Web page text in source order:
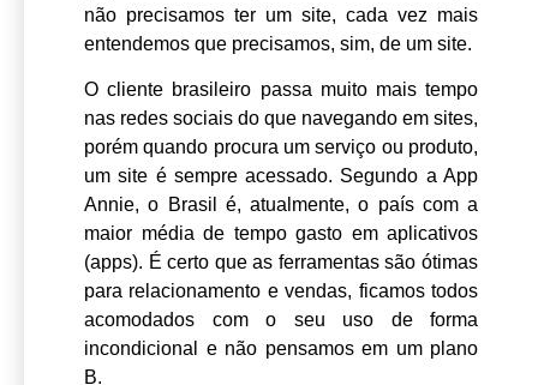
não precisamos ter um site, cada vez mais
entendemos que precisamos, sim, de um site.
O cliente brasileiro passa muito mais tempo
nas redes sociais do que navegando em sites,
porém quando procura um serviço ou produto,
um site é sempre acessado. Segundo a App
Annie, o Brasil é, atualmente, o país com a
maior média de tempo gasto em aplicativos
(apps). É certo que as ferramentas são ótimas
para relacionamento e vendas, ficamos todos
acomodados com o seu uso de forma
incondicional e não pensamos em um plano
B.